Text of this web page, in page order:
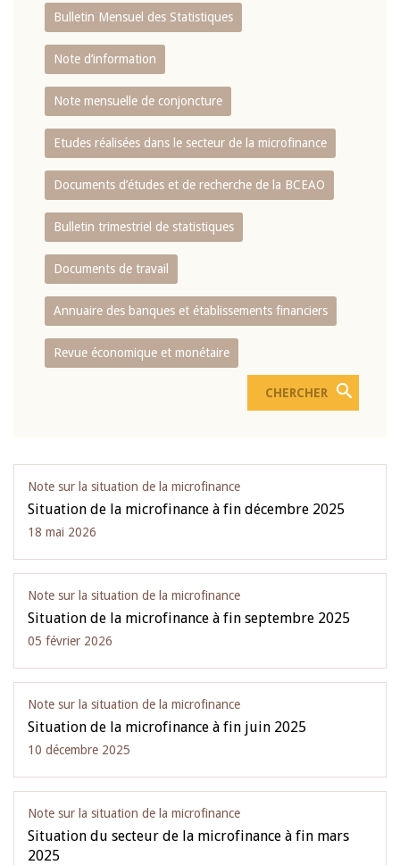
Bulletin Mensuel des Statistiques
Note d’information
Note mensuelle de conjoncture
Etudes réalisées dans le secteur de la microfinance
Documents d’études et de recherche de la BCEAO
Bulletin trimestriel de statistiques
Documents de travail
Annuaire des banques et établissements financiers
Revue économique et monétaire
Note sur la situation de la microfinance
Situation de la microfinance à fin décembre 2025
18 mai 2026
Note sur la situation de la microfinance
Situation de la microfinance à fin septembre 2025
05 février 2026
Note sur la situation de la microfinance
Situation de la microfinance à fin juin 2025
10 décembre 2025
Note sur la situation de la microfinance
Situation du secteur de la microfinance à fin mars
2025